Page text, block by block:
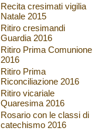
Recita cresimati vigilia
Natale 2015
Ritiro cresimandi
Guardia 2016
Ritiro Prima Comunione
2016
Ritiro Prima
Riconciliazione 2016
Ritiro vicariale
Quaresima 2016
Rosario con le classi di
catechismo 2016